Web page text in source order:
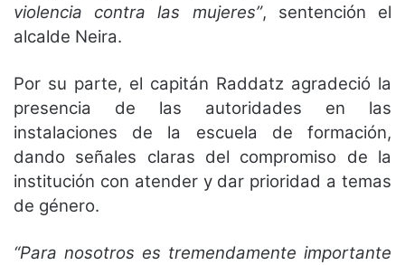
violencia contra las mujeres”, sentención el
alcalde Neira.
Por su parte, el capitán Raddatz agradeció la
presencia de las autoridades en las
instalaciones de la escuela de formación,
dando señales claras del compromiso de la
institución con atender y dar prioridad a temas
de género.
“Para nosotros es tremendamente importante